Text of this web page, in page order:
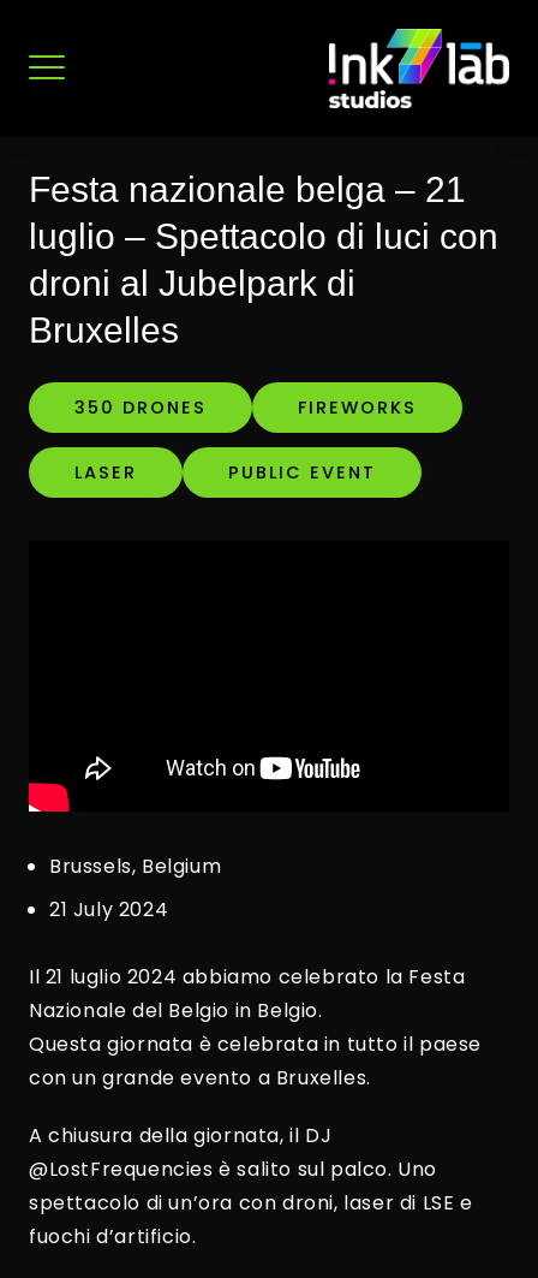
contenuto
Festa nazionale belga – 21
luglio – Spettacolo di luci con
droni al Jubelpark di
Bruxelles
350 DRONES FIREWORKS
LASER PUBLIC EVENT
Brussels, Belgium
21 July 2024
Il 21 luglio 2024 abbiamo celebrato la Festa
Nazionale del Belgio in Belgio.
Questa giornata è celebrata in tutto il paese
con un grande evento a Bruxelles.
A chiusura della giornata, il DJ
@LostFrequencies è salito sul palco. Uno
spettacolo di un’ora con droni, laser di LSE e
fuochi d’artificio.